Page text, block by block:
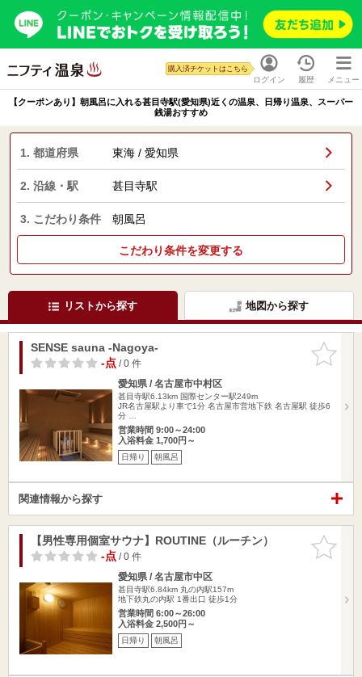
ログイン
購入済チケットはこちら
履歴 メニュー
【クーポンあり】朝風呂に入れる甚目寺駅(愛知県)近くの温泉、日帰り温泉、スーパー
銭湯おすすめ
1. 都道府県 東海 / 愛知県
2. 沿線・駅 甚目寺駅
3. こだわり条件 朝風呂
こだわり条件を変更する
リストから探す 地図から探す
お気に入
りに追加
SENSE sauna -Nagoya-
-点/ 0 件
愛知県 / 名古屋市中村区
甚目寺駅6.13km 国際センター駅249m
JR名古屋駅より車で1分 名古屋市営地下鉄 名古屋駅 徒歩6
分 …
営業時間 9:00～24:00
入浴料金 1,700円～
日帰り 朝風呂
関連情報から探す
お気に入
りに追加
【男性専用個室サウナ】ROUTINE（ルーチン）
-点/ 0 件
愛知県 / 名古屋市中区
甚目寺駅6.84km 丸の内駅157m
地下鉄丸の内駅 1番出口 徒歩1分
営業時間 6:00～26:00
入浴料金 2,500円～
日帰り 朝風呂